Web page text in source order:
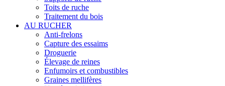
Toits de ruche
Traitement du bois
AU RUCHER
Anti-frelons
Capture des essaims
Droguerie
Élevage de reines
Enfumoirs et combustibles
Graines mellifères